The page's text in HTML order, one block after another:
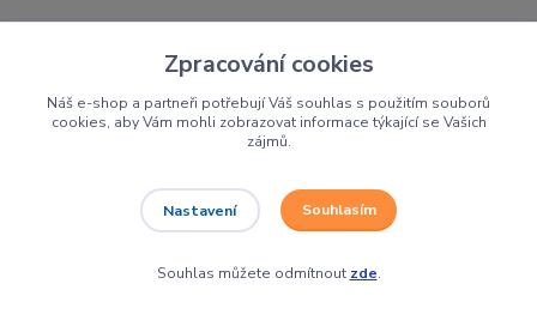
značek
Zpracování cookies
Náš e-shop a partneři potřebují Váš souhlas s použitím souborů
cookies, aby Vám mohli zobrazovat informace týkající se Vašich
zájmů.
Nastavení Souhlasím
Souhlas můžete odmítnout zde.